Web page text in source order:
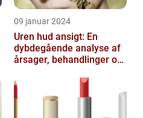
09 januar 2024
Uren hud ansigt: En
dybdegående analyse af
årsager, behandlinger og